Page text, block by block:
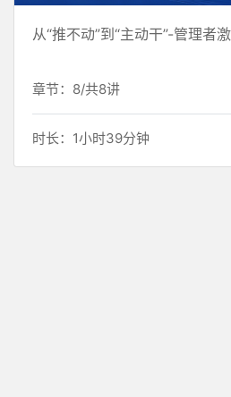
从“推不动”到“主动干”-管理者
章节：8/共8讲
时长：1小时39分钟